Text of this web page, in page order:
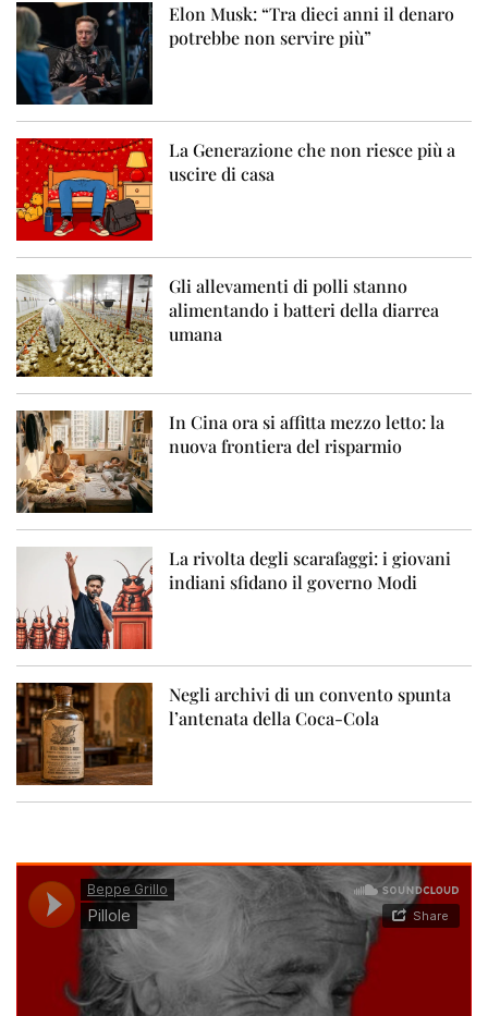
Elon Musk: “Tra dieci anni il denaro
potrebbe non servire più”
La Generazione che non riesce più a
uscire di casa
Gli allevamenti di polli stanno
alimentando i batteri della diarrea
umana
In Cina ora si affitta mezzo letto: la
nuova frontiera del risparmio
La rivolta degli scarafaggi: i giovani
indiani sfidano il governo Modi
Negli archivi di un convento spunta
l’antenata della Coca-Cola